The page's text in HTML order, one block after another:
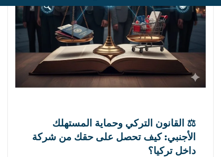
⚖️ القانون التركي وحماية المستهلك
الأجنبي: كيف تحصل على حقك من شركة
داخل تركيا؟